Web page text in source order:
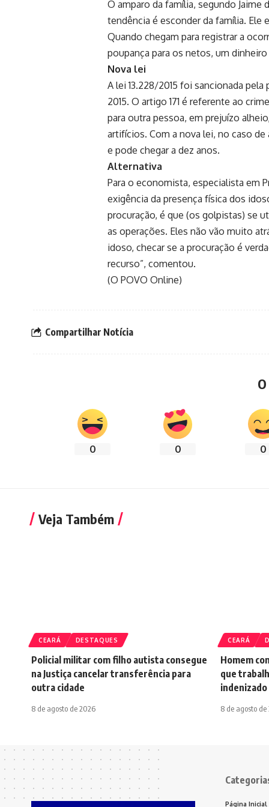
O amparo da família, segundo Jaime
tendência é esconder da família. Ele
Quando chegam para registrar a
poupança para os netos, um
Nova lei
A lei 13.228/2015 foi sancionada
2015. O artigo 171 é referente ao
para outra pessoa, em prejuízo
artifícios. Com a nova lei, no caso
e pode chegar a dez anos.
Alternativa
Para o economista, especialista em
exigência da presença física dos
procuração, é que (os golpistas) se
as operações. Eles não vão muito
idoso, checar se a procuração é
recurso”, comentou.
(O POVO Online)
Compartilhar Notícia
0 0 0
Veja Também
CEARÁ DESTAQUES
Policial militar com filho autista consegue
na Justiça cancelar transferência para
outra cidade
8 de agosto de 2026
CEARÁ
Homem
que
indenizado
8 de agosto de
Página Inicial